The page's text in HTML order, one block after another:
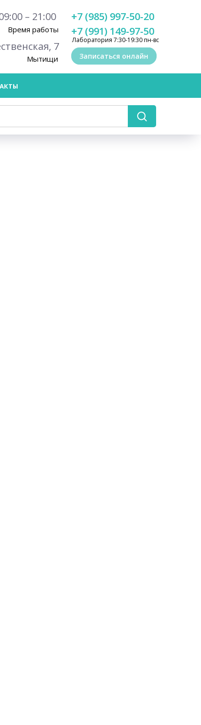
Время работы
Мытищи
7
– 21:00
Лаборатория 7:30-19:30 пн-вс
+7 (991) 149-97-50
+7 (985) 997-50-20
Записаться онлайн